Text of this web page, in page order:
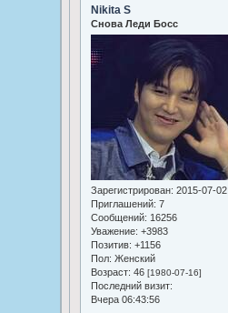
Nikita S
Снова Леди Босс
Зарегистрирован: 2015-07-02
Приглашений: 7
Сообщений: 16256
Уважение: +3983
Позитив: +1156
Пол: Женский
Возраст: 46 [1980-07-16]
Последний визит:
Вчера 06:43:56